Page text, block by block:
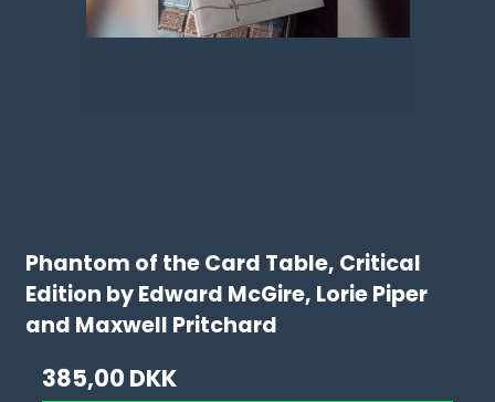
Phantom of the Card Table, Critical
Edition by Edward McGire, Lorie Piper
and Maxwell Pritchard
385,00 DKK